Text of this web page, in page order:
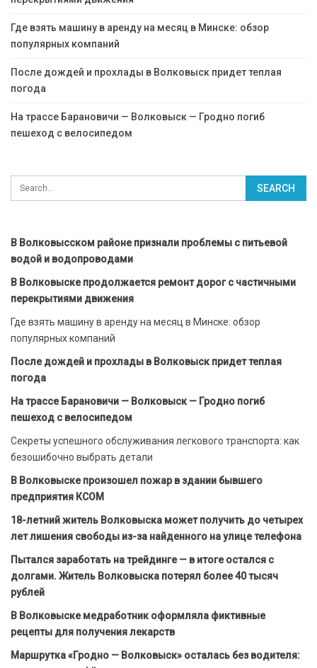
Где взять машину в аренду на месяц в Минске: обзор
популярных компаний
После дождей и прохлады в Волковыск придет теплая
погода
На трассе Барановичи — Волковыск — Гродно погиб
пешеход с велосипедом
В Волковысском районе признали проблемы с питьевой
водой и водопроводами
В Волковыске продолжается ремонт дорог с частичными
перекрытиями движения
Где взять машину в аренду на месяц в Минске: обзор
популярных компаний
После дождей и прохлады в Волковыск придет теплая
погода
На трассе Барановичи — Волковыск — Гродно погиб
пешеход с велосипедом
Секреты успешного обслуживания легкового транспорта: как
безошибочно выбрать детали
В Волковыске произошел пожар в здании бывшего
предприятия КСОМ
18-летний житель Волковыска может получить до четырех
лет лишения свободы из-за найденного на улице телефона
Пытался заработать на трейдинге — в итоге остался с
долгами. Житель Волковыска потерял более 40 тысяч
рублей
В Волковыске медработник оформляла фиктивные
рецепты для получения лекарств
Маршрутка «Гродно — Волковыск» осталась без водителя: